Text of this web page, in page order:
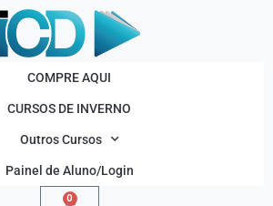
COMPRE AQUI
CURSOS DE INVERNO
Outros Cursos
Painel de Aluno/Login
0